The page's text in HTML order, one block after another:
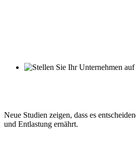
Neue Studien zeigen, dass es
und Entlastung ernährt.